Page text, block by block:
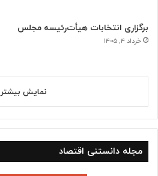
برگزاری انتخابات هیأت‌رئیسه مجلس
خرداد ۴, ۱۴۰۵
نمایش بیشتر
مجله دانستنی اقتصاد